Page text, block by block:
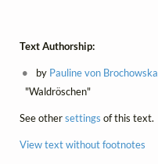
Text Authorship:
by Pauline von Brochowska
"Waldröschen"
See othersettings of this text.
View text without footnotes